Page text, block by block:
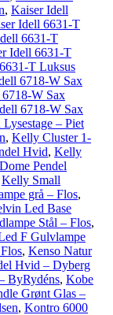
, Kaiser Idell
Idell 6631-T
6631-T
Idell 6631-T
T Luksus
6718-W Sax
W Sax
6718-W Sax
– Piet
, Kelly Cluster 1-
Hvid, Kelly
Pendel
Kelly Small
grå – Flos,
Led Base
Stål – Flos,
F Gulvlampe
, Kenso Natur
Hvid – Dyberg
ByRydéns, Kobe
Grønt Glas –
, Kontro 6000